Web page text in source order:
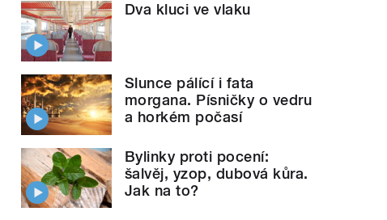
Dva kluci ve vlaku
Slunce pálící i fata
morgana. Písničky o vedru
a horkém počasí
Bylinky proti pocení:
šalvěj, yzop, dubová kůra.
Jak na to?